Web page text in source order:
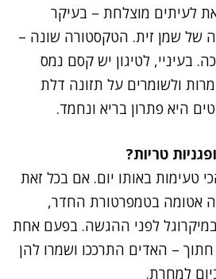
לעיתים מוצלחת – בעיקר
של שמן זית. הטקסטורה שונה –
בעיניי, לטיגון יש קסם נמס
ולשומרים על תזונה דלת
היא פתרון בריא ונחמד.
טעימות באותו יום. אם בכל זאת
אטומה בטמפרטורת החדר,
10 שניות במיקרוגל לפני ההגשה. בפעם אחת
– האדים התרככו ושמרו להן
למחרת.